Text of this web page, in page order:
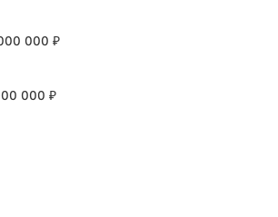
000₽
000₽